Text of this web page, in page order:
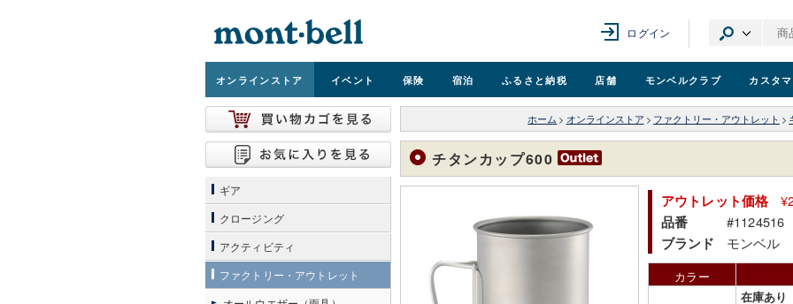
ログイン
オンラインストア イベント 保険 宿泊 ふるさと納税 店舗 モンベルクラブ カスタ
ホーム > オンラインストア > ファクトリー・アウトレット >
チタンカップ600
アウトレット価格
品番 #1124516
ブランド モンベル
カラー
在庫あり
ギア
クロージング
アクティビティ
ファクトリー・アウトレット